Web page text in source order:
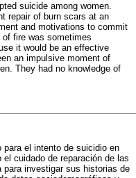
suicide among women.
repair of burn scars at an
and motivations to commit
fire was sometimes
it would be an effective
an impulsive moment of
They had no knowledge of
el intento de suicidio en
cuidado de reparación de las
investigar sus historias de